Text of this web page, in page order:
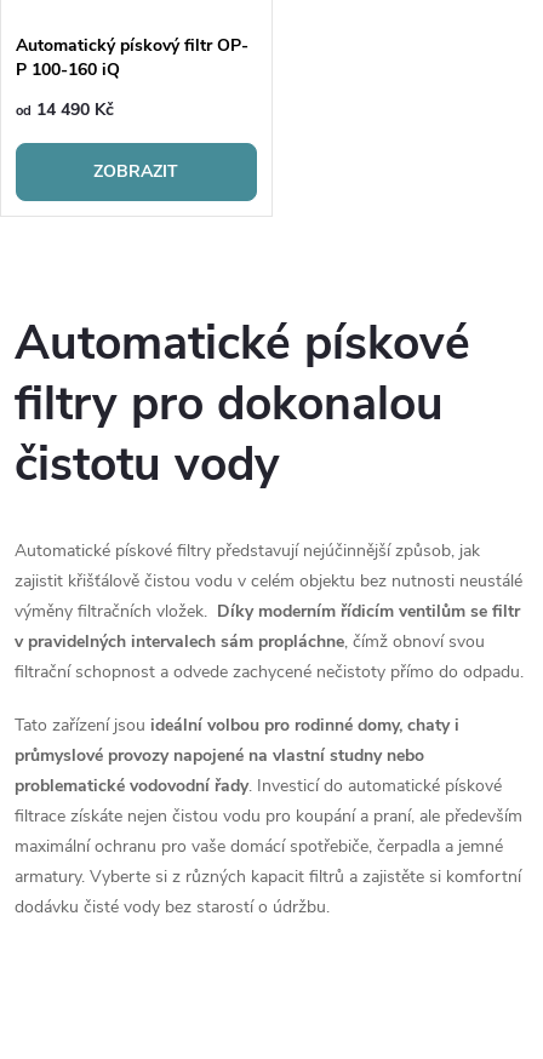
p
r
o
u
k
t
ů
s
p
r
o
u
k
t
Automatický pískový filtr OP-
P 100-160 iQ
od 14 490 Kč
ZOBRAZIT
v
l
á
d
a
c
í
p
r
v
k
y
v
Automatické pískové
filtry pro dokonalou
čistotu vody
Automatické pískové filtry představují nejúčinnější způsob, jak
zajistit křišťálově čistou vodu v celém objektu bez nutnosti neustálé
výměny filtračních vložek. Díky moderním řídicím ventilům se filtr
v pravidelných intervalech sám propláchne, čímž obnoví svou
filtrační schopnost a odvede zachycené nečistoty přímo do odpadu.
Tato zařízení jsou ideální volbou pro rodinné domy, chaty i
průmyslové provozy napojené na vlastní studny nebo
problematické vodovodní řady. Investicí do automatické pískové
filtrace získáte nejen čistou vodu pro koupání a praní, ale především
maximální ochranu pro vaše domácí spotřebiče, čerpadla a jemné
armatury. Vyberte si z různých kapacit filtrů a zajistěte si komfortní
dodávku čisté vody bez starostí o údržbu.